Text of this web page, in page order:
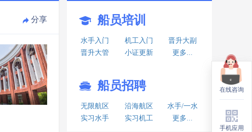
分享 船员培训
水手入门 机工入门
晋升大副
晋升大管
小证更新 更多...
船员招聘
无限航区 沿海航区
水手/一水
实习水手
实习机工 更多...
在线咨询
手机应用
在线咨询
手机应用